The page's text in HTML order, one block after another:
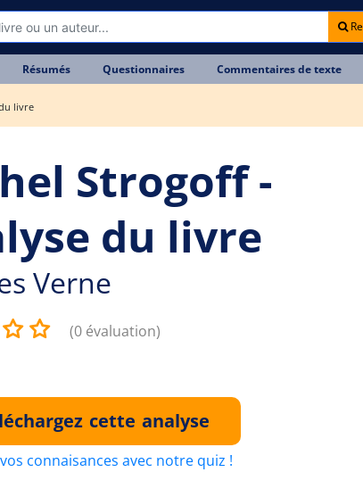
Résumés Questionnaires Commentaires de texte
livre
Strogoff -
du livre
Verne
(0 évaluation)
cette analyse
connaisances avec notre quiz !